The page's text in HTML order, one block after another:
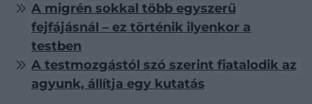
A migrén sokkal több egyszerű
fejfájásnál – ez történik ilyenkor a
testben
A testmozgástól szó szerint fiatalodik az
agyunk, állítja egy kutatás